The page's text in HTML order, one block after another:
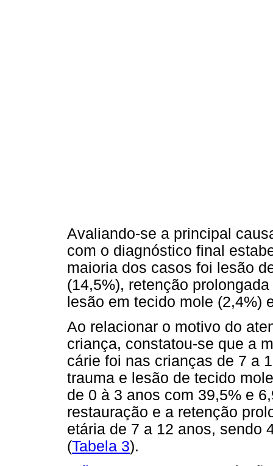
Avaliando-se a principal
com o diagnóstico final
maioria dos casos foi lesão
(14,5%), retenção
lesão em tecido mole (2,4%)
Ao relacionar o motivo do
criança, constatou-se que a
cárie foi nas crianças de 7 a
trauma e lesão de tecido
de 0 à 3 anos com 39,5% e
restauração e a retenção
etária de 7 a 12 anos, sendo
(Tabela 3).